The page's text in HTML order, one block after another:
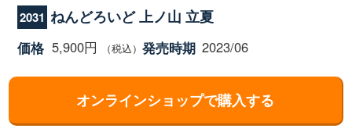
2031 ねんどろいど 上ノ山 立夏
価格 5,900円 （税込） 発売時期 2023/06
オンラインショップで購入する